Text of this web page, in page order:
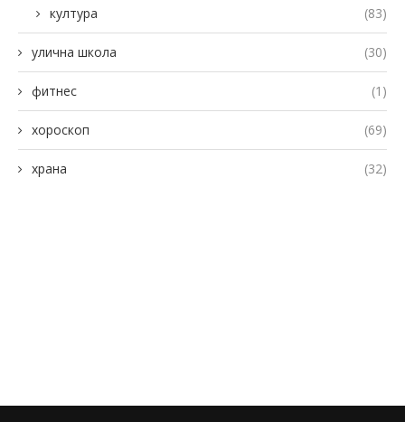
култура (83)
улична школа (30)
фитнес (1)
хороскоп (69)
храна (32)